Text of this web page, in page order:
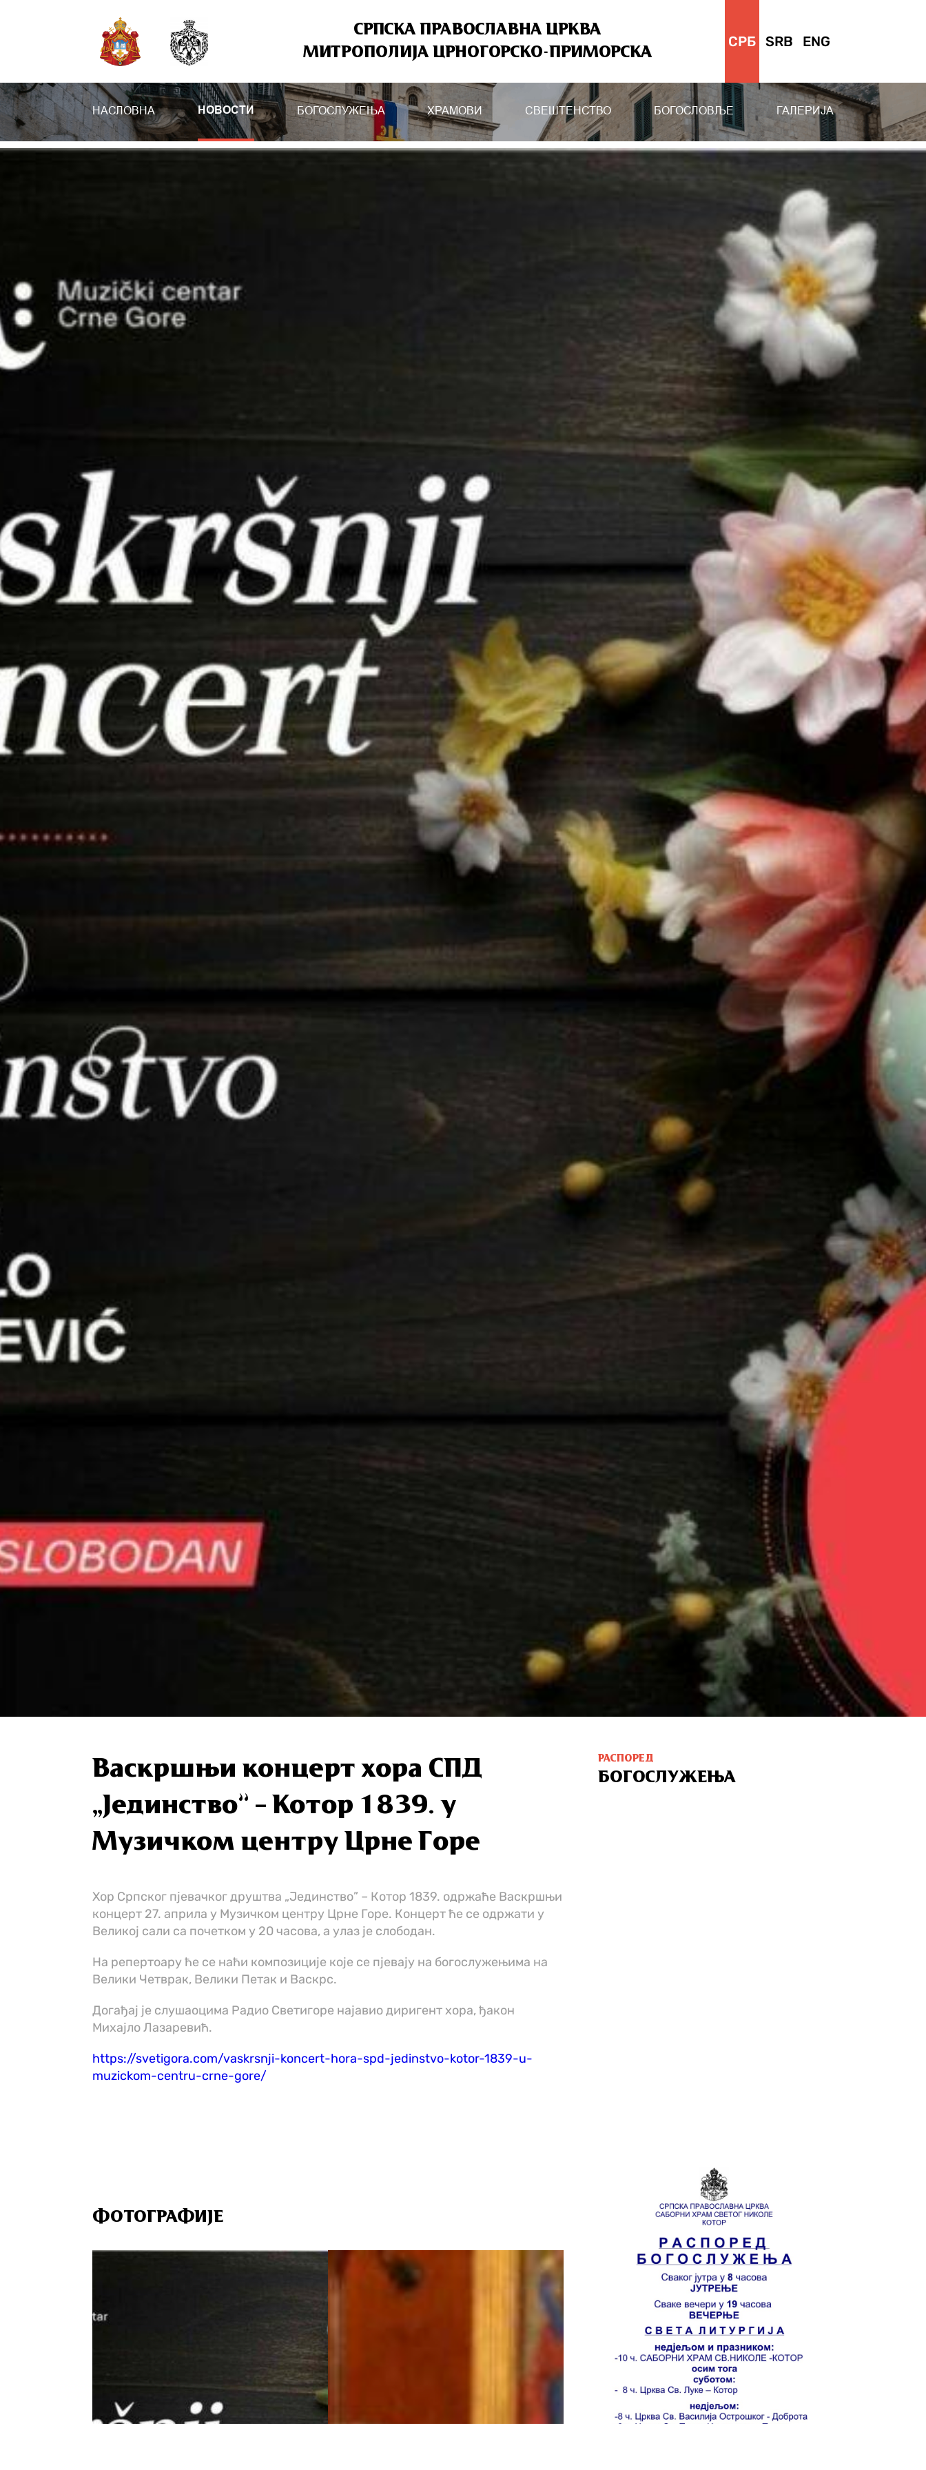
СРПСКА ПРАВОСЛАВНА ЦРКВА
МИТРОПОЛИЈА ЦРНОГОРСКО-ПРИМОРСКА
СРБ SRB ENG
НАСЛОВНА НОВОСТИ БОГОСЛУЖЕЊА ХРАМОВИ СВЕШТЕНСТВО БОГОСЛОВЉЕ ГАЛЕРИЈА
Васкршњи концерт хора СПД
„Јединство” – Котор 1839. у
Музичком центру Црне Горе
Хор Српског пјевачког друштва „Јединство” – Котор 1839. одржаће Васкршњи
концерт 27. априла у Музичком центру Црне Горе. Концерт ће се одржати у
Великој сали са почетком у 20 часова, а улаз је слободан.
На репертоару ће се наћи композиције које се пјевају на богослужењима на
Велики Четврак, Велики Петак и Васкрс.
Догађај је слушаоцима Радио Светигоре најавио диригент хора, ђакон
Михајло Лазаревић.
https://svetigora.com/vaskrsnji-koncert-hora-spd-jedinstvo-kotor-1839-u-
muzickom-centru-crne-gore/
ФОТОГРАФИЈЕ
РАСПОРЕД
БОГОСЛУЖЕЊА